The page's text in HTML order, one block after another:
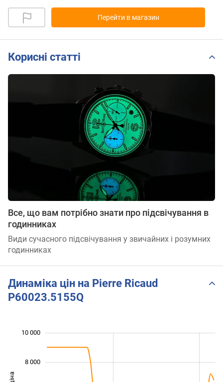
Перейти в магазин
Корисні статті
Все, що вам потрібно знати про підсвічування в
годинниках
Види сучасного підсвічування у звичайних і розумних
годинниках
Динаміка цін на Pierre Ricaud
P60023.5155Q
8 000
10 000